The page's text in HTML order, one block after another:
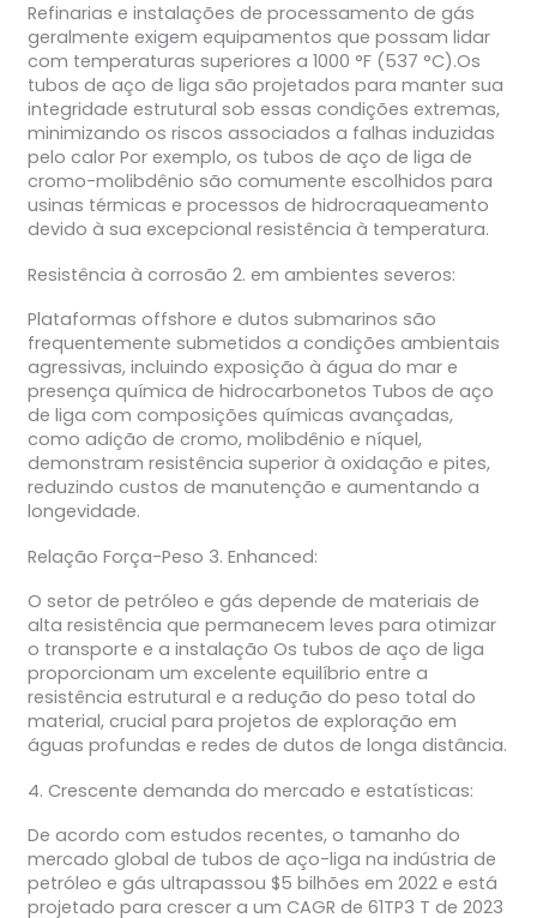
Refinarias e instalações de processamento de gás
geralmente exigem equipamentos que possam lidar
com temperaturas superiores a 1000 °F (537 °C).Os
tubos de aço de liga são projetados para manter sua
integridade estrutural sob essas condições extremas,
minimizando os riscos associados a falhas induzidas
pelo calor Por exemplo, os tubos de aço de liga de
cromo-molibdênio são comumente escolhidos para
usinas térmicas e processos de hidrocraqueamento
devido à sua excepcional resistência à temperatura.
Resistência à corrosão 2. em ambientes severos:
Plataformas offshore e dutos submarinos são
frequentemente submetidos a condições ambientais
agressivas, incluindo exposição à água do mar e
presença química de hidrocarbonetos Tubos de aço
de liga com composições químicas avançadas,
como adição de cromo, molibdênio e níquel,
demonstram resistência superior à oxidação e pites,
reduzindo custos de manutenção e aumentando a
longevidade.
Relação Força-Peso 3. Enhanced:
O setor de petróleo e gás depende de materiais de
alta resistência que permanecem leves para otimizar
o transporte e a instalação Os tubos de aço de liga
proporcionam um excelente equilíbrio entre a
resistência estrutural e a redução do peso total do
material, crucial para projetos de exploração em
águas profundas e redes de dutos de longa distância.
4. Crescente demanda do mercado e estatísticas:
De acordo com estudos recentes, o tamanho do
mercado global de tubos de aço-liga na indústria de
petróleo e gás ultrapassou $5 bilhões em 2022 e está
projetado para crescer a um CAGR de 61TP3 T de 2023